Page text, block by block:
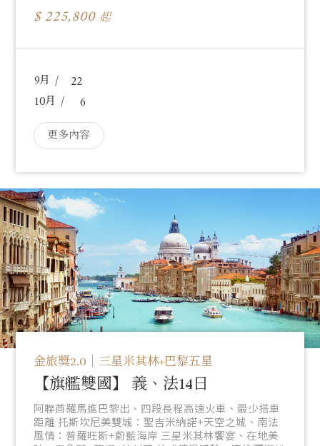
9
22
10
6
更多內容
225,800起
金旅獎2.0｜三星米其林+巴黎五星
【旗艦雙國】 義、法14日
阿聯酋羅馬進巴黎出、四段長程高速火車、最少搭車
距離 托斯坎尼美雙城：聖吉米納諾+天空之城、南法
風情：普羅旺斯+蔚藍海岸 三星米其林饗宴、在地美